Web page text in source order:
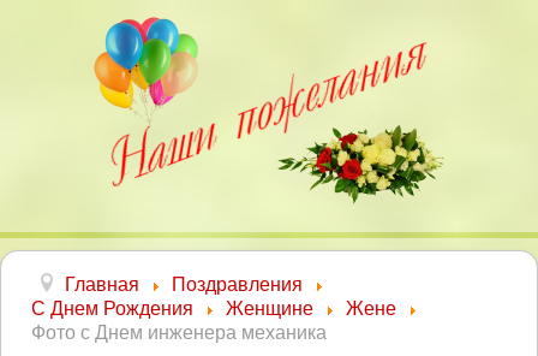
Главная
Поздравления
С Днем Рождения
Женщине
Жене
Фото с Днем инженера механика